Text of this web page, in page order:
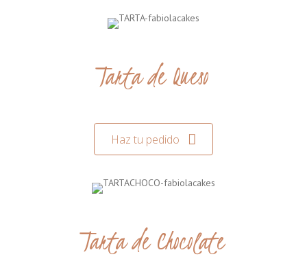
Tarta de Queso
Haz tu pedido
Tarta de Chocolate